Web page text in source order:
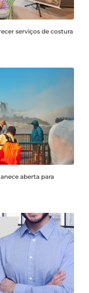
serviços de costura
aberta para